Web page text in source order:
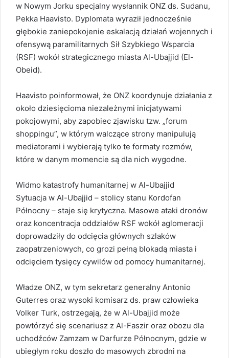
w Nowym Jorku specjalny wysłannik ONZ ds. Sudanu,
Pekka Haavisto. Dyplomata wyraził jednocześnie
głębokie zaniepokojenie eskalacją działań wojennych i
ofensywą paramilitarnych Sił Szybkiego Wsparcia
(RSF) wokół strategicznego miasta Al-Ubajjid (El-
Obeid).
Haavisto poinformował, że ONZ koordynuje działania z
około dziesięcioma niezależnymi inicjatywami
pokojowymi, aby zapobiec zjawisku tzw. „forum
shoppingu”, w którym walczące strony manipulują
mediatorami i wybierają tylko te formaty rozmów,
które w danym momencie są dla nich wygodne.
Widmo katastrofy humanitarnej w Al-Ubajjid
Sytuacja w Al-Ubajjid – stolicy stanu Kordofan
Północny – staje się krytyczna. Masowe ataki dronów
oraz koncentracja oddziałów RSF wokół aglomeracji
doprowadziły do odcięcia głównych szlaków
zaopatrzeniowych, co grozi pełną blokadą miasta i
odcięciem tysięcy cywilów od pomocy humanitarnej.
Władze ONZ, w tym sekretarz generalny Antonio
Guterres oraz wysoki komisarz ds. praw człowieka
Volker Turk, ostrzegają, że w Al-Ubajjid może
powtórzyć się scenariusz z Al-Faszir oraz obozu dla
uchodźców Zamzam w Darfurze Północnym, gdzie w
ubiegłym roku doszło do masowych zbrodni na